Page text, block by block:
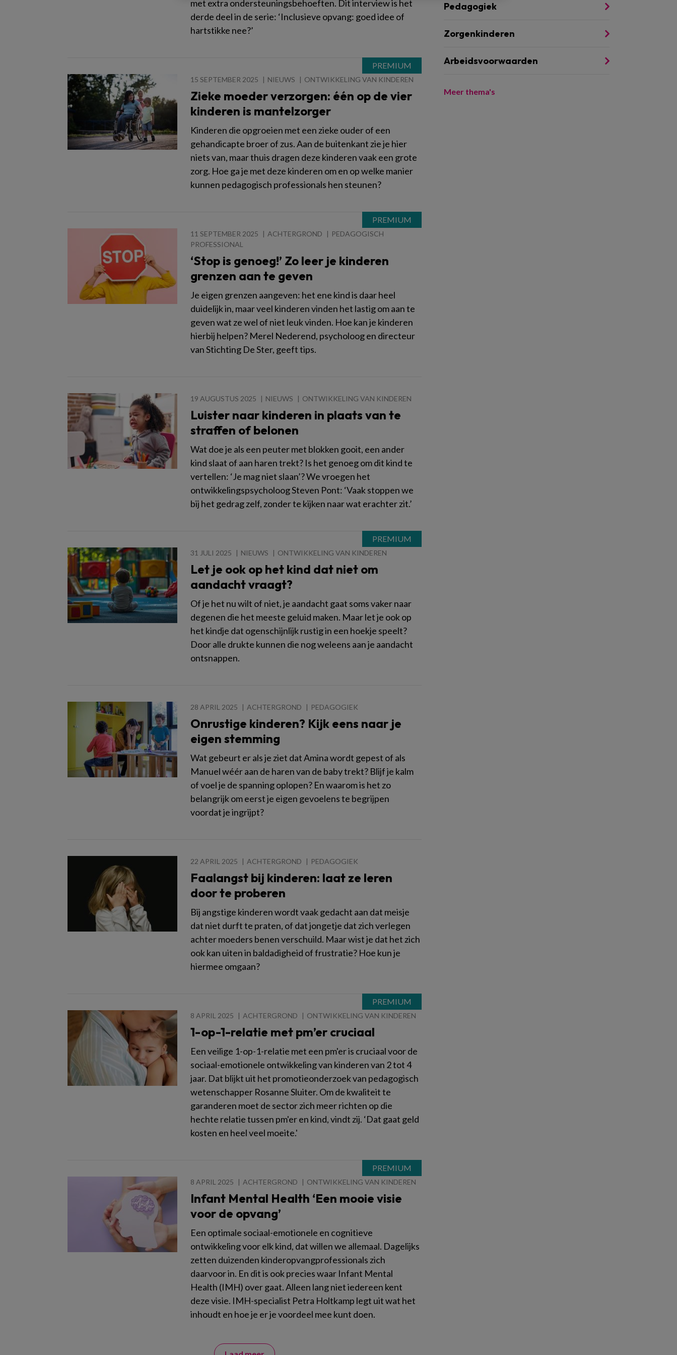
met extra ondersteuningsbehoeften. Dit interview is het
derde deel in de serie: ‘Inclusieve opvang: goed idee of
hartstikke nee?’
15 SEPTEMBER 2025 NIEUWS ONTWIKKELING VAN KINDEREN
Zieke moeder verzorgen: één op de vier
kinderen is mantelzorger
Kinderen die opgroeien met een zieke ouder of een
gehandicapte broer of zus. Aan de buitenkant zie je hier
niets van, maar thuis dragen deze kinderen vaak een grote
zorg. Hoe ga je met deze kinderen om en op welke manier
kunnen pedagogisch professionals hen steunen?
11 SEPTEMBER 2025 ACHTERGROND
PEDAGOGISCH
PROFESSIONAL
‘Stop is genoeg!’ Zo leer je kinderen
grenzen aan te geven
Je eigen grenzen aangeven: het ene kind is daar heel
duidelijk in, maar veel kinderen vinden het lastig om aan te
geven wat ze wel of niet leuk vinden. Hoe kan je kinderen
hierbij helpen? Merel Nederend, psycholoog en directeur
van Stichting De Ster, geeft tips.
19 AUGUSTUS 2025 NIEUWS ONTWIKKELING VAN KINDEREN
Luister naar kinderen in plaats van te
straffen of belonen
Wat doe je als een peuter met blokken gooit, een ander
kind slaat of aan haren trekt? Is het genoeg om dit kind te
vertellen: ‘Je mag niet slaan’? We vroegen het
ontwikkelingspsycholoog Steven Pont: ‘Vaak stoppen we
bij het gedrag zelf, zonder te kijken naar wat erachter zit.’
31 JULI 2025 NIEUWS ONTWIKKELING VAN KINDEREN
Let je ook op het kind dat niet om
aandacht vraagt?
Of je het nu wilt of niet, je aandacht gaat soms vaker naar
degenen die het meeste geluid maken. Maar let je ook op
het kindje dat ogenschijnlijk rustig in een hoekje speelt?
Door alle drukte kunnen die nog weleens aan je aandacht
ontsnappen.
28 APRIL 2025 ACHTERGROND PEDAGOGIEK
Onrustige kinderen? Kijk eens naar je
eigen stemming
Wat gebeurt er als je ziet dat Amina wordt gepest of als
Manuel wéér aan de haren van de baby trekt? Blijf je kalm
of voel je de spanning oplopen? En waarom is het zo
belangrijk om eerst je eigen gevoelens te begrijpen
voordat je ingrijpt?
22 APRIL 2025 ACHTERGROND PEDAGOGIEK
Faalangst bij kinderen: laat ze leren
door te proberen
Bij angstige kinderen wordt vaak gedacht aan dat meisje
dat niet durft te praten, of dat jongetje dat zich verlegen
achter moeders benen verschuild. Maar wist je dat het zich
ook kan uiten in baldadigheid of frustratie? Hoe kun je
hiermee omgaan?
8 APRIL 2025 ACHTERGROND ONTWIKKELING VAN KINDEREN
1-op-1-relatie met pm’er cruciaal
Een veilige 1-op-1-relatie met een pm'er is cruciaal voor de
sociaal-emotionele ontwikkeling van kinderen van 2 tot 4
jaar. Dat blijkt uit het promotieonderzoek van pedagogisch
wetenschapper Rosanne Sluiter. Om de kwaliteit te
garanderen moet de sector zich meer richten op die
hechte relatie tussen pm'er en kind, vindt zij. ‘Dat gaat geld
kosten en heel veel moeite.'
8 APRIL 2025 ACHTERGROND ONTWIKKELING VAN KINDEREN
Infant Mental Health ‘Een mooie visie
voor de opvang’
Een optimale sociaal-emotionele en cognitieve
ontwikkeling voor elk kind, dat willen we allemaal. Dagelijks
zetten duizenden kinderopvangprofessionals zich
daarvoor in. En dit is ook precies waar Infant Mental
Health (IMH) over gaat. Alleen lang niet iedereen kent
deze visie. IMH-specialist Petra Holtkamp legt uit wat het
inhoudt en hoe je er je voordeel mee kunt doen.
Pedagogiek
Zorgenkinderen
Arbeidsvoorwaarden
Meer thema's